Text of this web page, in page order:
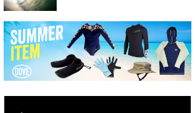
まっきー
三輪予報士
小川予報士
上田純子